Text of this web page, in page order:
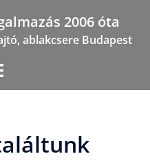
2006 óta
ablakcsere Budapest